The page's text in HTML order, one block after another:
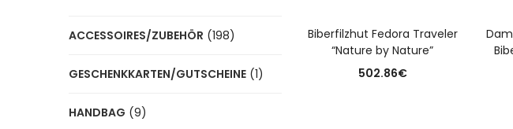
Biberfilzhut Fedora Traveler
“Nature by Nature”
502.86€
ACCESSOIRES/ZUBEHÖR (198)
GESCHENKKARTEN/GUTSCHEINE (1)
HANDBAG (9)